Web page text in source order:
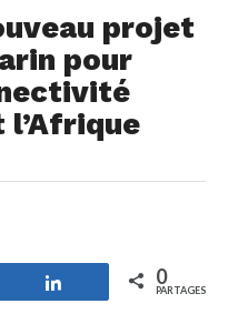
projet
pour
l’Afrique
Partagez 0
PARTAGES